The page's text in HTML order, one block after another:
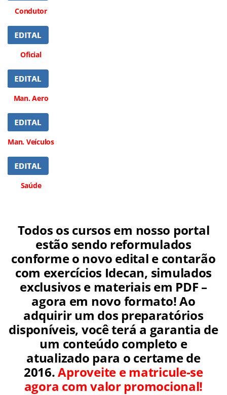
Condutor
Oficial
Man. Aero
Man. Veículos
Saúde
Todos os cursos em nosso portal
estão sendo reformulados
conforme o novo edital e contarão
com exercícios Idecan, simulados
exclusivos e materiais em PDF –
agora em novo formato! Ao
adquirir um dos preparatórios
disponíveis, você terá a garantia de
um conteúdo completo e
atualizado para o certame de
2016.Aproveite e matricule-se
agora com valor promocional!